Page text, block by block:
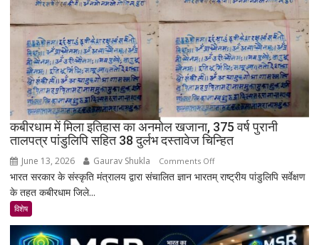
क्यों
बसा
राजस्थान
का
सबसे
रहस्यमयी
गांव?
कबीरधाम में मिला इतिहास का अनमोल खजाना, 375 वर्ष पुरानी
तालपत्र पांडुलिपि सहित 38 दुर्लभ दस्तावेज चिन्हित
June 13, 2026 Gaurav Shukla Comments Offon
कबीरधाम
इतिहास
का
भारत सरकार के संस्कृति मंत्रालय द्वारा संचालित ज्ञान भारतम् राष्ट्रीय पांडुलिपि सर्वेक्षण
के तहत कबीरधाम जिले...
विशेष